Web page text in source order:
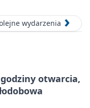
wydarzenia
otwarcia,